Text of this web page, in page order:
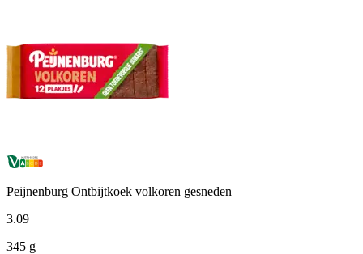
Peijnenburg Ontbijtkoek volkoren gesneden
3.09
345 g